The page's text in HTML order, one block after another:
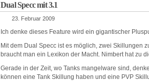
Dual Specc mit 3.1
23. Februar 2009
Ich denke dieses Feature wird ein gigantischer
Mit dem Dual Specc ist es möglich, zwei Skillungen
braucht man ein Lexikon der Macht. Nimbert hat zu
Gerade in der Zeit, wo Tanks mangelware sind,
können eine Tank Skillung haben und eine PVP